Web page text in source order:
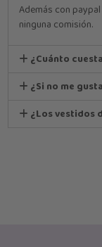
Además con
ninguna comisión.
¿Cuánto
¿Si no me
¿Los vestidos